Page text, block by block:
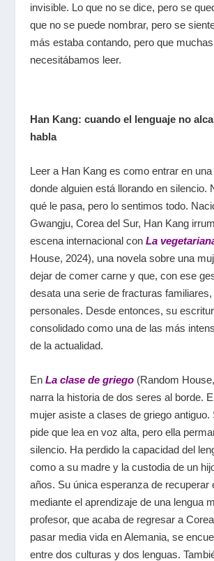
invisible. Lo que no se dice, pero se
que no se puede nombrar, pero se
más estaba contando, pero que muchas
necesitábamos leer.
Han Kang: cuando el lenguaje no
habla
Leer a Han Kang es como entrar en
donde alguien está llorando en silencio.
qué le pasa, pero lo sentimos todo.
Gwangju, Corea del Sur, Han Kang
escena internacional con La
House, 2024), una novela sobre una
dejar de comer carne y que, con ese
desata una serie de fracturas
personales. Desde entonces, su
consolidado como una de las más
de la actualidad.
En La clase de griego(Random
narra la historia de dos seres al borde.
mujer asiste a clases de griego antiguo.
pide que lea en voz alta, pero ella
silencio. Ha perdido la capacidad del
como a su madre y la custodia de un
años. Su única esperanza de recuperar
mediante el aprendizaje de una lengua
profesor, que acaba de regresar a
pasar media vida en Alemania, se
entre dos culturas y dos lenguas.